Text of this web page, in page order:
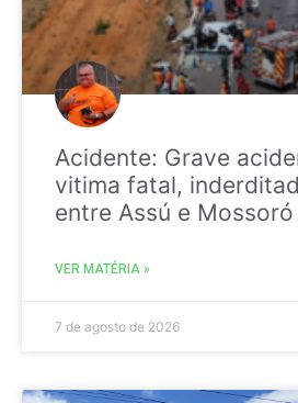
Acidente: Grave
vitima fatal,
entre Assú e Mossoró
VER MATÉRIA »
7 de agosto de 2026